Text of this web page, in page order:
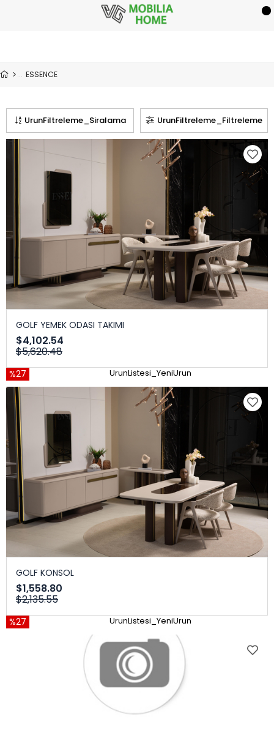
ESSENCE
UrunFiltreleme_Filtreleme
UrunFiltreleme_Siralama
GOLF YEMEK ODASI TAKIMI
$4,102.54
$5,620.48
%27 UrunListesi_YeniUrun
GOLF KONSOL
$1,558.80
$2,135.55
%27 UrunListesi_YeniUrun